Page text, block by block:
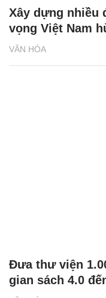
VĂN HÓA
Xây dựng nhiều
vọng Việt Nam
Đưa thư viện
gian sách 4.0